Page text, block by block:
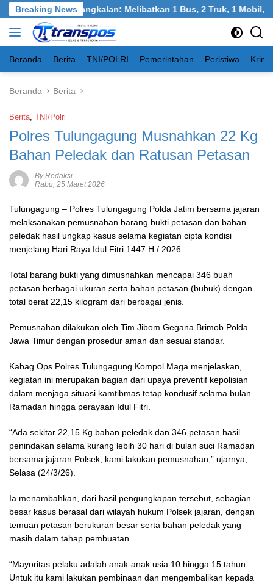
Langsung
ke
konten
Breaking News
Burneh, Bangkalan: Melibatkan 1 Bus, 2 Truk, 1 Mobil, 1
Beranda Berita TNI/POLRI Pemerintahan Peristiwa
Beranda Berita
Berita, TNI/Polri
Polres Tulungagung Musnahkan 22 Kg
Bahan Peledak dan Ratusan Petasan
By Redaksi
Rabu, 25 Maret 2026
Tulungagung – Polres Tulungagung Polda Jatim bersama jajaran
melaksanakan pemusnahan barang bukti petasan dan bahan
peledak hasil ungkap kasus selama kegiatan cipta kondisi
menjelang Hari Raya Idul Fitri 1447 H / 2026.
Total barang bukti yang dimusnahkan mencapai 346 buah
petasan berbagai ukuran serta bahan petasan (bubuk) dengan
total berat 22,15 kilogram dari berbagai jenis.
Pemusnahan dilakukan oleh Tim Jibom Gegana Brimob Polda
Jawa Timur dengan prosedur aman dan sesuai standar.
Kabag Ops Polres Tulungagung Kompol Maga menjelaskan,
kegiatan ini merupakan bagian dari upaya preventif kepolisian
dalam menjaga situasi kamtibmas tetap kondusif selama bulan
Ramadan hingga perayaan Idul Fitri.
“Ada sekitar 22,15 Kg bahan peledak dan 346 petasan hasil
penindakan selama kurang lebih 30 hari di bulan suci Ramadan
bersama jajaran Polsek, kami lakukan pemusnahan,” ujarnya,
Selasa (24/3/26).
Ia menambahkan, dari hasil pengungkapan tersebut, sebagian
besar kasus berasal dari wilayah hukum Polsek jajaran, dengan
temuan petasan berukuran besar serta bahan peledak yang
masih dalam tahap pembuatan.
“Mayoritas pelaku adalah anak-anak usia 10 hingga 15 tahun.
Untuk itu kami lakukan pembinaan dan mengembalikan kepada